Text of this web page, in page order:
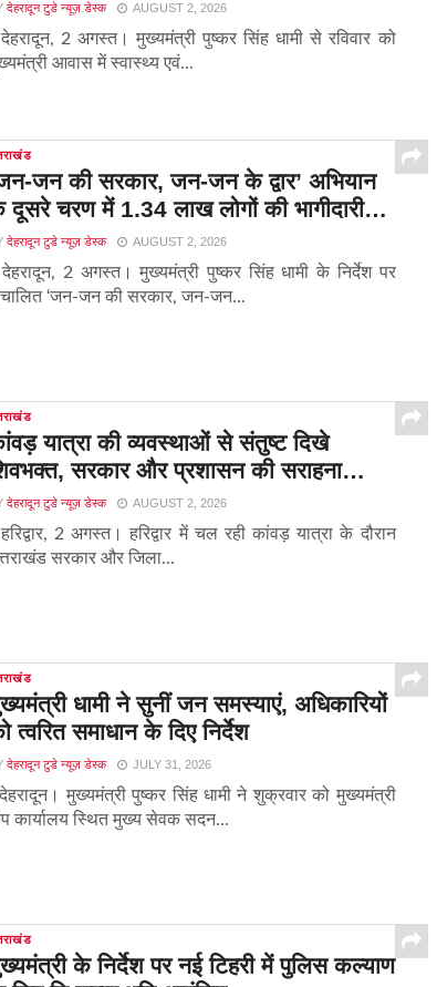
देहरादून टुडे न्यूज़ डेस्क AUGUST 2, 2026
2 अगस्त। मुख्यमंत्री पुष्कर सिंह धामी से रविवार को
आवास में स्वास्थ्य एवं...
जन की सरकार, जन-जन के द्वार’ अभियान
दूसरे चरण में 1.34 लाख लोगों की भागीदारी…
देहरादून टुडे न्यूज़ डेस्क AUGUST 2, 2026
2 अगस्त। मुख्यमंत्री पुष्कर सिंह धामी के निर्देश पर
‘जन-जन की सरकार, जन-जन...
यात्रा की व्यवस्थाओं से संतुष्ट दिखे
सरकार और प्रशासन की सराहना…
देहरादून टुडे न्यूज़ डेस्क AUGUST 2, 2026
2 अगस्त। हरिद्वार में चल रही कांवड़ यात्रा के दौरान
सरकार और जिला...
धामी ने सुनीं जन समस्याएं, अधिकारियों
त्वरित समाधान के दिए निर्देश
देहरादून टुडे न्यूज़ डेस्क JULY 31, 2026
मुख्यमंत्री पुष्कर सिंह धामी ने शुक्रवार को मुख्यमंत्री
कार्यालय स्थित मुख्य सेवक सदन...
के निर्देश पर नई टिहरी में पुलिस कल्याण